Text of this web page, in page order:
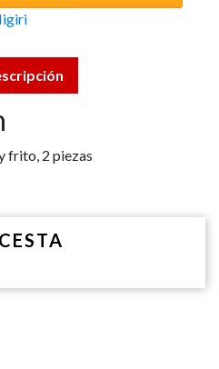
frito, 2 piezas